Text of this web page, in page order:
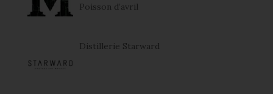
Poisson d’avril
Distillerie Starward